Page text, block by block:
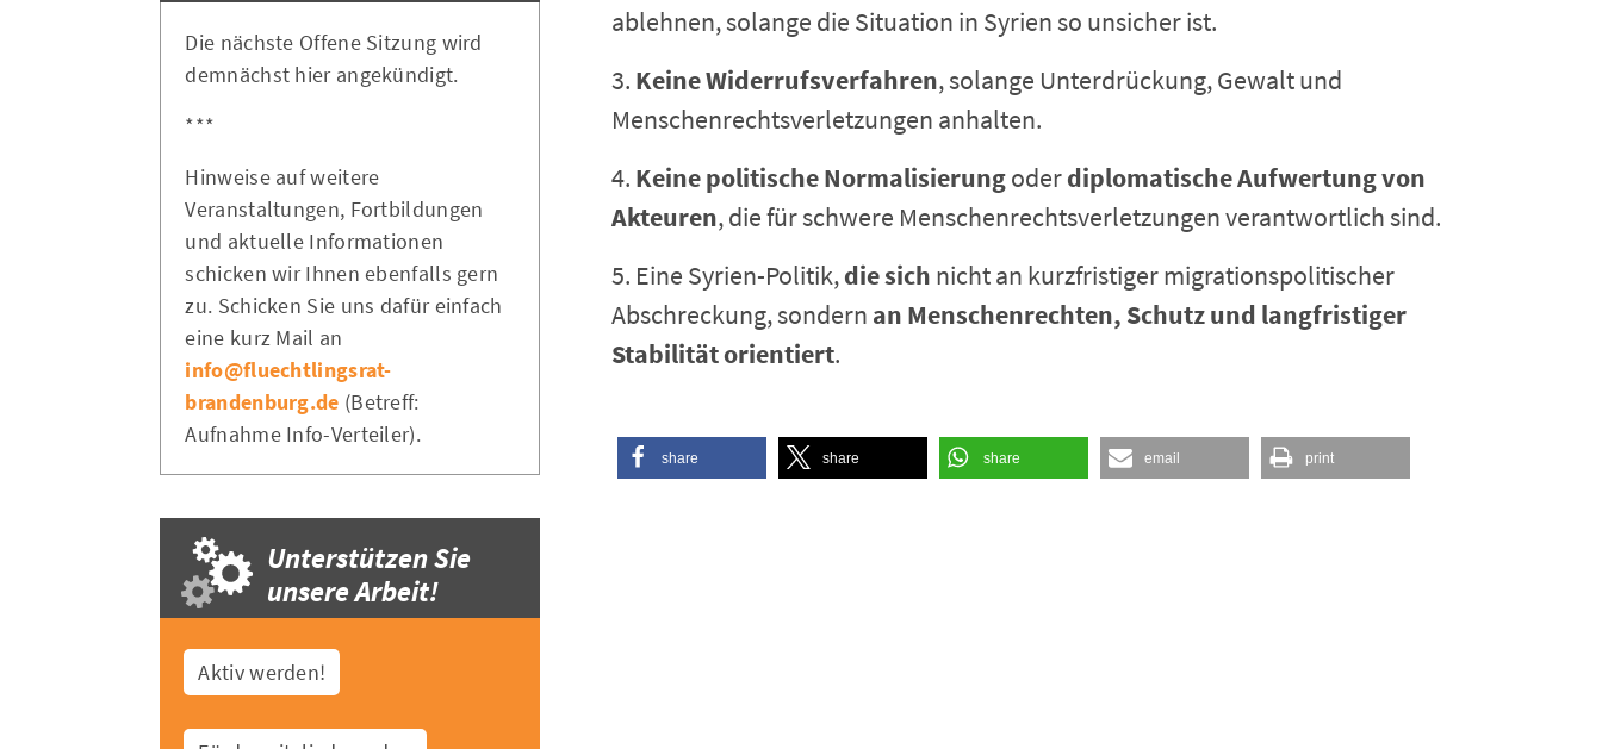
ablehnen, solange die Situation in Syrien so unsicher ist.
3. Keine Widerrufsverfahren, solange Unterdrückung, Gewalt und
Menschenrechtsverletzungen anhalten.
4. Keine politische Normalisierungoderdiplomatische Aufwertung von
Akteuren, die für schwere Menschenrechtsverletzungen verantwortlich sind.
5. Eine Syrien-Politik,die sich nicht an kurzfristiger migrationspolitischer
Abschreckung, sondern an Menschenrechten, Schutz und langfristiger
Stabilität orientiert.
share share share email print
Die nächste Offene Sitzung wird
demnächst hier angekündigt.
***
Hinweise auf weitere
Veranstaltungen, Fortbildungen
und aktuelle Informationen
schicken wir Ihnen ebenfalls gern
zu. Schicken Sie uns dafür einfach
eine kurz Mail an
info@fluechtlingsrat-
brandenburg.de (Betreff:
Aufnahme Info-Verteiler).
Unterstützen Sie
unsere Arbeit!
Aktiv werden!